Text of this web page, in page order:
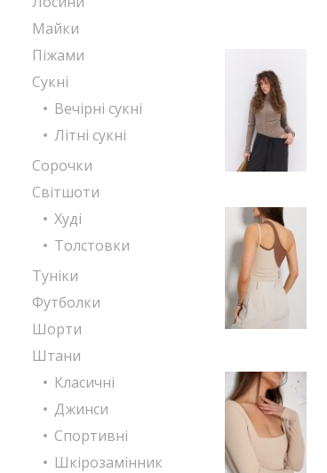
Майки
Піжами
Сукні
Вечірні сукні
Літні сукні
Сорочки
Світшоти
Худі
Толстовки
Туніки
Футболки
Шорти
Штани
Класичні
Джинси
Спортивні
Шкірозамінник